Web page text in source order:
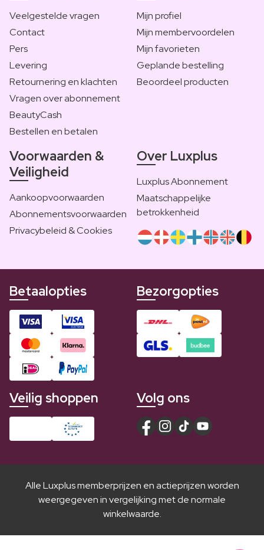
Veelgestelde vragen
Contact
Pers
Levering
Retournering en klachten
Vragen over abonnement
BeautyCash
Bestellen en betalen
Mijn profiel
Mijn membervoordelen
Mijn favorieten
Geplande bestelling
Beoordeel producten
Voorwaarden &
Veiligheid
Aankoopvoorwaarden
Abonnementsvoorwaarden
Privacybeleid & Cookies
Over Luxplus
Luxplus Abonnement
Maatschappelijke
betrokkenheid
Betaalopties Bezorgopties
Veilig shoppen Volg ons
Alle Luxplus memberprijzen en actieprijzen worden
weergegeven in vergelijking met de normale
winkelwaarde.